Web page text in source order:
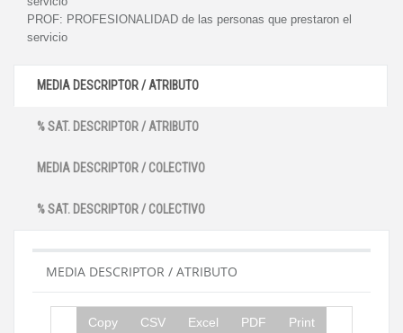
PROF: PROFESIONALIDAD de las personas que prestaron el
servicio
MEDIA DESCRIPTOR / ATRIBUTO
% SAT. DESCRIPTOR / ATRIBUTO
MEDIA DESCRIPTOR / COLECTIVO
% SAT. DESCRIPTOR / COLECTIVO
MEDIA DESCRIPTOR / ATRIBUTO
Copy CSV Excel PDF Print